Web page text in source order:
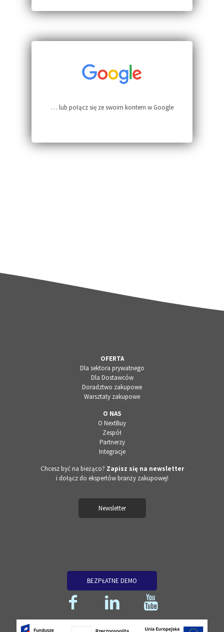
… lub połącz się ze swoim kontem w Google
OFERTA
Dla sektora prywatnego
Dla Dostawców
Doradztwo zakupowe
Warsztaty zakupowe
O NAS
O NextBuy
Zespół
Partnerzy
Integracje
Chcesz być na bieżąco? Zapisz się na newsletter
i dołącz do ekspertów branży zakupowej!
Newsletter
BEZPŁATNE DEMO